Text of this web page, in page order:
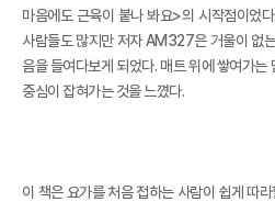
마음에도 근육이 붙나 봐요>의 시작점이었
사람들도 많지만 저자 AM327은 거울이 없
음을 들여다보게 되었다. 매트 위에 쌓여가는
중심이 잡혀가는 것을 느꼈다.
이 책은 요가를 처음 접하는 사람이 쉽게 따